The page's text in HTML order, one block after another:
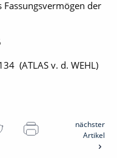
der
(ATLAS v. d. WEHL)
nächster
Artikel